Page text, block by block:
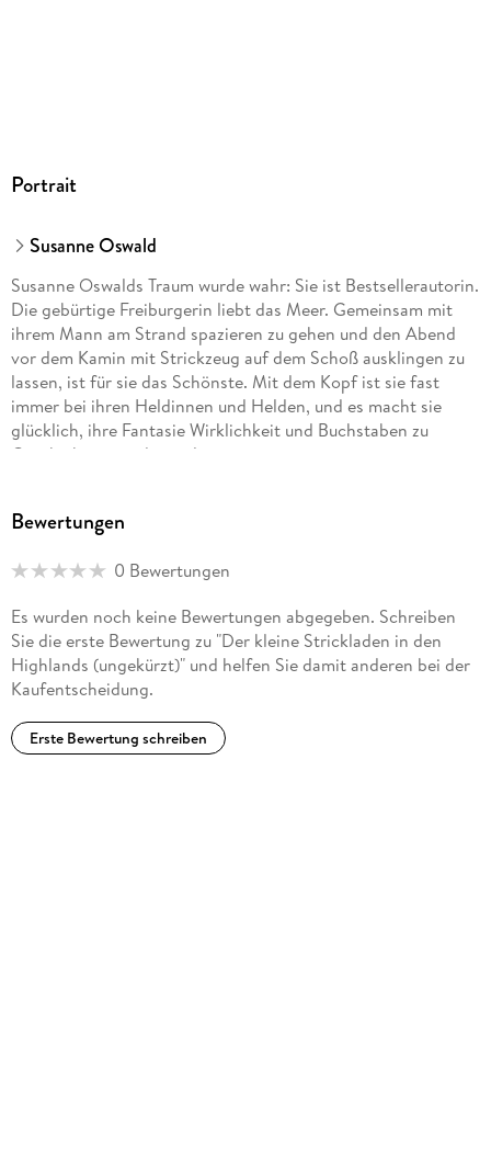
Portrait
Susanne Oswald
Susanne Oswalds Traum wurde wahr: Sie ist Bestsellerautorin.
Die gebürtige Freiburgerin liebt das Meer. Gemeinsam mit
ihrem Mann am Strand spazieren zu gehen und den Abend
vor dem Kamin mit Strickzeug auf dem Schoß ausklingen zu
lassen, ist für sie das Schönste. Mit dem Kopf ist sie fast
immer bei ihren Heldinnen und Helden, und es macht sie
glücklich, ihre Fantasie Wirklichkeit und Buchstaben zu
Geschichten werden zu lassen.
Bewertungen
0 Bewertungen
Es wurden noch keine Bewertungen abgegeben. Schreiben
Sie die erste Bewertung zu "Der kleine Strickladen in den
Highlands (ungekürzt)" und helfen Sie damit anderen bei der
Kaufentscheidung.
Erste Bewertung schreiben